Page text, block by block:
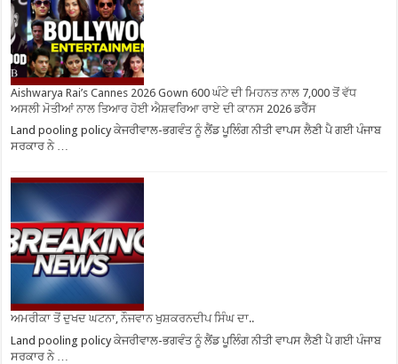
Aishwarya Rai’s Cannes 2026 Gown 600 ਘੰਟੇ ਦੀ ਮਿਹਨਤ ਨਾਲ 7,000 ਤੋਂ ਵੱਧ
ਅਸਲੀ ਮੋਤੀਆਂ ਨਾਲ ਤਿਆਰ ਹੋਈ ਐਸ਼ਵਰਿਆ ਰਾਏ ਦੀ ਕਾਨਸ 2026 ਡਰੈੱਸ
Land pooling policy ਕੇਜਰੀਵਾਲ-ਭਗਵੰਤ ਨੂੰ ਲੈਂਡ ਪੂਲਿੰਗ ਨੀਤੀ ਵਾਪਸ ਲੈਣੀ ਪੈ ਗਈ ਪੰਜਾਬ
ਸਰਕਾਰ ਨੇ …
ਅਮਰੀਕਾ ਤੋਂ ਦੁਖਦ ਘਟਨਾ, ਨੌਜਵਾਨ ਖੁਸ਼ਕਰਨਦੀਪ ਸਿੰਘ ਦਾ..
Land pooling policy ਕੇਜਰੀਵਾਲ-ਭਗਵੰਤ ਨੂੰ ਲੈਂਡ ਪੂਲਿੰਗ ਨੀਤੀ ਵਾਪਸ ਲੈਣੀ ਪੈ ਗਈ ਪੰਜਾਬ
ਸਰਕਾਰ ਨੇ …